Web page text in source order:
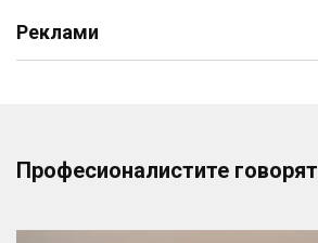
Реклами
Професионалистите говорят